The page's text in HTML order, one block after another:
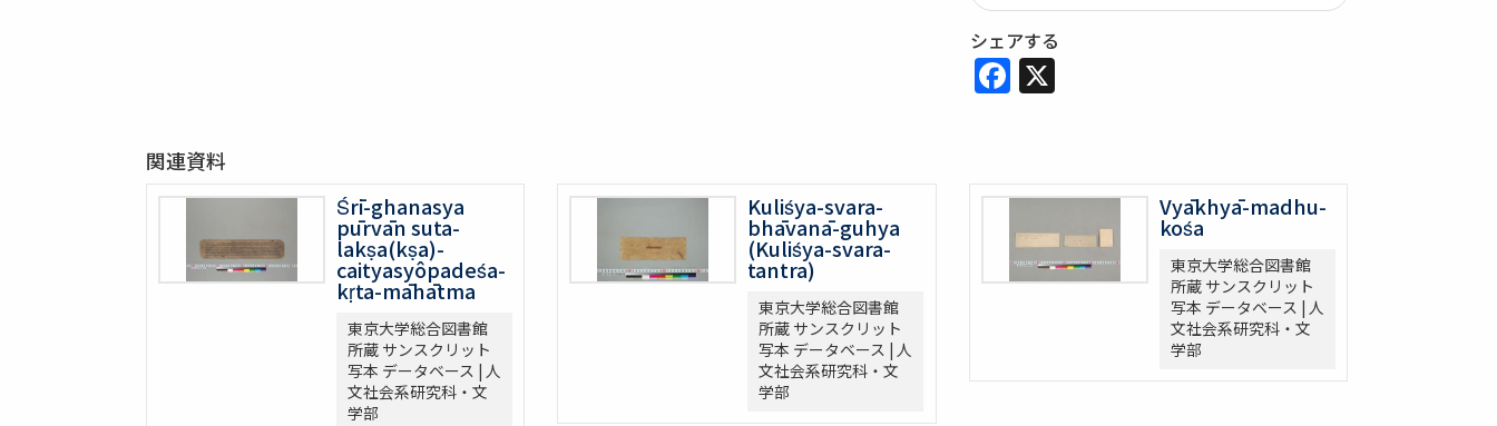
シェアする
Facebook
X
関連資料
Śrī-ghanasya
pūrvān suta-
lakṣa(kṣa)-
caityasyôpadeśa-
kṛta-māhātma
東京大学総合図書館
所蔵 サンスクリット
写本 データベース | 人
文社会系研究科・文
学部
Kuliśya-svara-
bhāvanā-guhya
(Kuliśya-svara-
tantra)
東京大学総合図書館
所蔵 サンスクリット
写本 データベース | 人
文社会系研究科・文
学部
Vyākhyā-madhu-
kośa
東京大学総合図書館
所蔵 サンスクリット
写本 データベース | 人
文社会系研究科・文
学部